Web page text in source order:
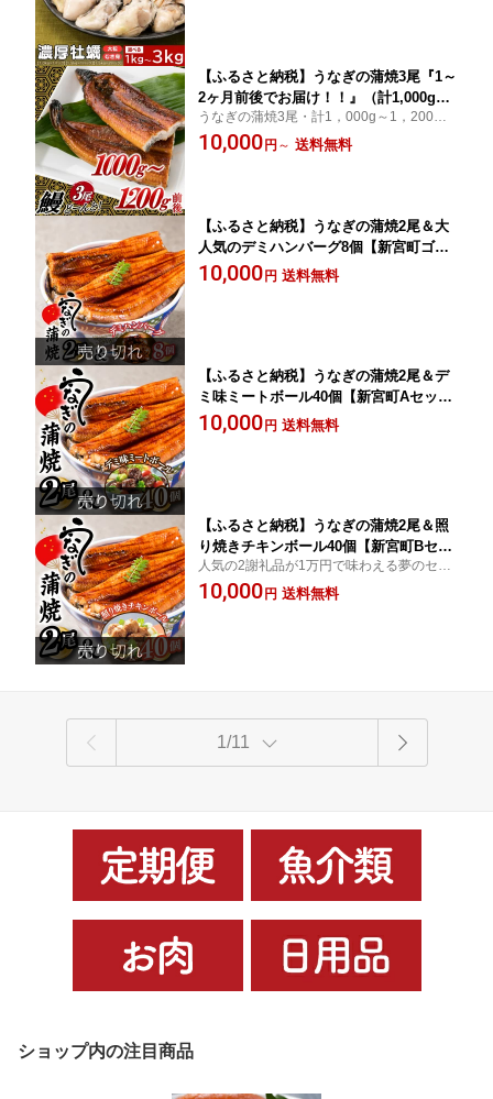
【ふるさと納税】うなぎの蒲焼3尾『1～
2ヶ月前後でお届け！！』（計1,000g〜
1,200g前後）.鰻 たれ 山椒
うなぎの蒲焼3尾・計1，000g～1，200g前
後！！
10,000 円 ～ 送料無料
【ふるさと納税】うなぎの蒲焼2尾＆大
人気のデミハンバーグ8個【新宮町ゴー
ルデンセット】 鰻 たれ 山椒 冷凍 レン
ジ 湯せん 簡単 個包装 .A1435
10,000 円 送料無料
【ふるさと納税】うなぎの蒲焼2尾＆デ
ミ味ミートボール40個【新宮町Aセッ
ト】鰻 たれ 山椒 お弁当 小分け 便利.A1
10,000 円 送料無料
【ふるさと納税】うなぎの蒲焼2尾＆照
り焼きチキンボール40個【新宮町Bセッ
ト】.A1439
人気の2謝礼品が1万円で味わえる夢のセッ
ト
10,000 円 送料無料
1/11
ショップ内の注目商品